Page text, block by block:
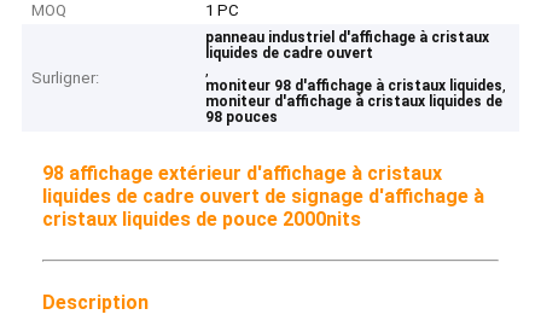
MOQ
1 PC
Surligner:
panneau industriel d'affichage à cristaux
liquides de cadre ouvert
,
moniteur 98 d'affichage à cristaux liquides,
moniteur d'affichage à cristaux liquides de
98 pouces
98 affichage extérieur d'affichage à cristaux
liquides de cadre ouvert de signage d'affichage à
cristaux liquides de pouce 2000nits
Description